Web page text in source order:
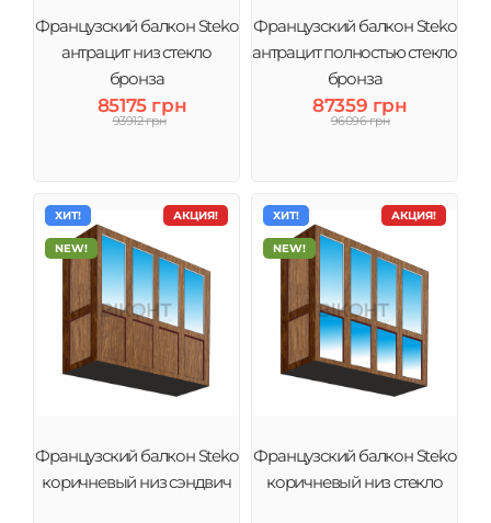
Французский балкон Steko
антрацит низ стекло
бронза
85175 грн
93912 грн
Французский балкон Steko
антрацит полностью стекло
бронза
87359 грн
96096 грн
АКЦИЯ!
ХИТ!
NEW!
Французский балкон Steko
коричневый низ сэндвич
АКЦИЯ!
ХИТ!
NEW!
Французский балкон Steko
коричневый низ стекло